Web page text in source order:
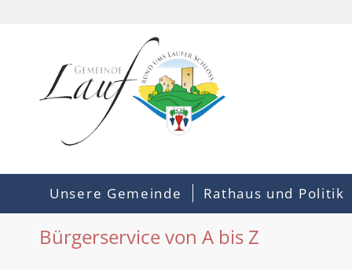
Unsere Gemeinde Rathaus und Politik
Bürgerservice von A bis Z